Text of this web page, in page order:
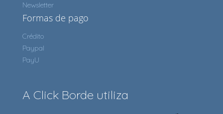
Newsletter
Formas de pago
Crédito
Paypal
PayU
A Click Borde utiliza